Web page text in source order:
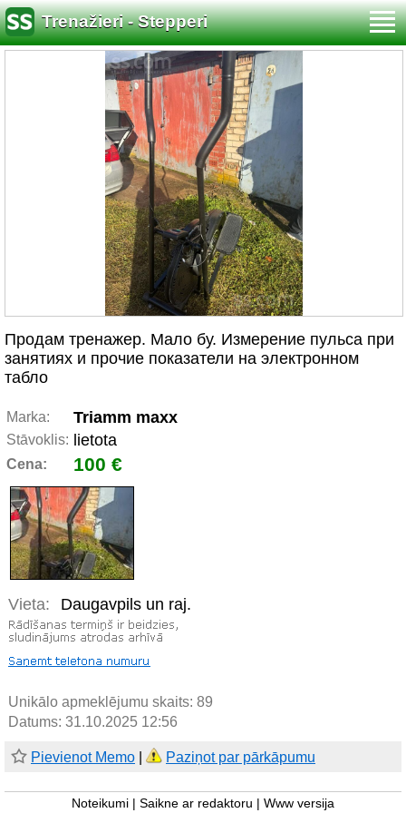
Trenažieri - Stepperi
Продам тренажер. Мало бу. Измерение пульса при
занятиях и прочие показатели на электронном
табло
Marka: Triamm maxx
Stāvoklis: lietota
Cena: 100 €
Vieta: Daugavpils un raj.
Unikālo apmeklējumu skaits: 89
Datums: 31.10.2025 12:56
Pievienot Memo Paziņot par pārkāpumu
Noteikumi Saikne ar redaktoru Www versija